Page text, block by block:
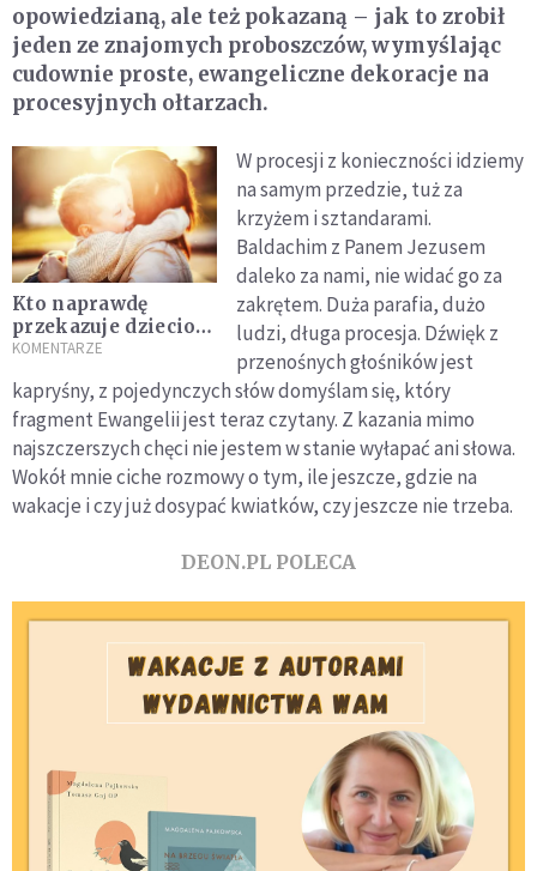
opowiedzianą, ale też pokazaną – jak to zrobił
jeden ze znajomych proboszczów, wymyślając
cudownie proste, ewangeliczne dekoracje na
procesyjnych ołtarzach.
Kto naprawdę
przekazuje dzieciom
wiarę?
KOMENTARZE
W procesji z konieczności idziemy
na samym przedzie, tuż za
krzyżem i sztandarami.
Baldachim z Panem Jezusem
daleko za nami, nie widać go za
zakrętem. Duża parafia, dużo
ludzi, długa procesja. Dźwięk z
przenośnych głośników jest
kapryśny, z pojedynczych słów domyślam się, który
fragment Ewangelii jest teraz czytany. Z kazania mimo
najszczerszych chęci nie jestem w stanie wyłapać ani słowa.
Wokół mnie ciche rozmowy o tym, ile jeszcze, gdzie na
wakacje i czy już dosypać kwiatków, czy jeszcze nie trzeba.
DEON.PL POLECA